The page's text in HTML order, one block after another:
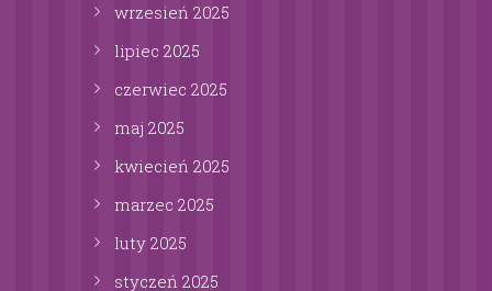
wrzesień 2025
lipiec 2025
czerwiec 2025
maj 2025
kwiecień 2025
marzec 2025
luty 2025
styczeń 2025